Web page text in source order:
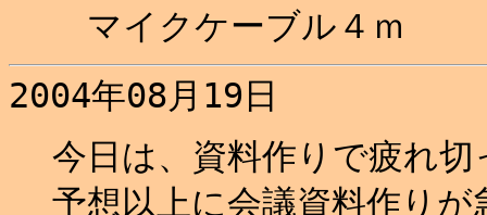
マイクケーブル４ｍ
2004年08月19日
今日は、資料作りで疲れ
予想以上に会議資料作り